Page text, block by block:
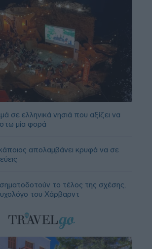
σε ελληνικά νησιά που αξίζει να
μία φορά
απολαμβάνει κρυφά να σε
το τέλος της σχέσης,
του Χάρβαρντ